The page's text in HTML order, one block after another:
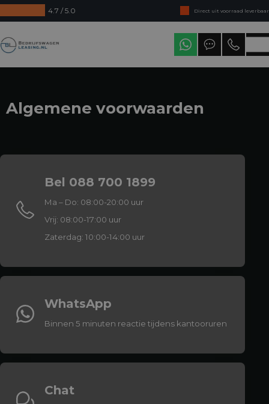
4.7 / 5.0
Direct uit voorraad leverbaar
Levering in heel Nederland
Algemene voorwaarden
Bel 088 700 1899
Ma – Do: 08:00-20:00 uur
Vrij: 08:00-17:00 uur
Zaterdag: 10:00-14:00 uur
WhatsApp
Binnen 5 minuten reactie tijdens kantooruren
Chat